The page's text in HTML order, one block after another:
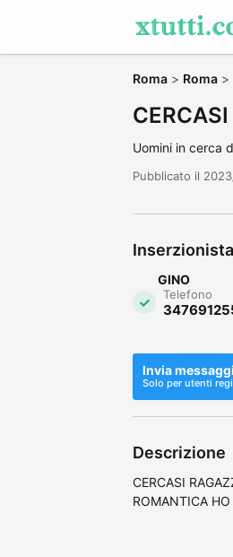
Roma > Roma >
Uomini in cerca
Pubblicato il
Inserzionista
GINO
Telefono
Invia
Solo per utenti
Descrizione
CERCASI
ROMANTICA